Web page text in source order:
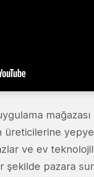
mağazası
ve ev
şekilde pazara